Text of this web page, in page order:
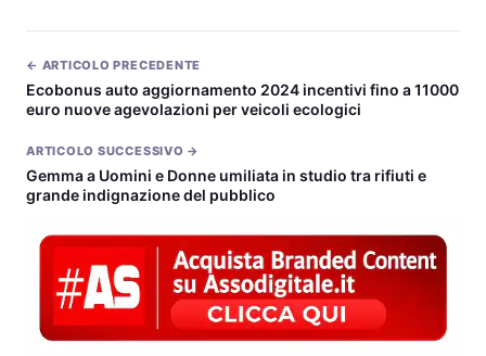
← ARTICOLO PRECEDENTE
Ecobonus auto aggiornamento 2024 incentivi fino a 11000
euro nuove agevolazioni per veicoli ecologici
ARTICOLO SUCCESSIVO →
Gemma a Uomini e Donne umiliata in studio tra rifiuti e
grande indignazione del pubblico